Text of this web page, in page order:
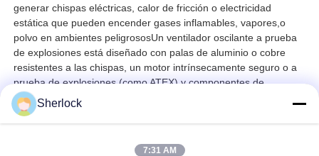
generar chispas eléctricas, calor de fricción o electricidad
estática que pueden encender gases inflamables, vapores,o
polvo en ambientes peligrososUn ventilador oscilante a prueba
de explosiones está diseñado con palas de aluminio o cobre
resistentes a las chispas, un motor intrínsecamente seguro o a
prueba de explosiones (como ATEX),y componentes de
disipación estática para evitar cualquier fuente de ignición.
P2: ¿Qué zonas peligrosas y certificaciones se
requieren para los ventiladores oscilantes a prueba
Sherlock
7:31 AM